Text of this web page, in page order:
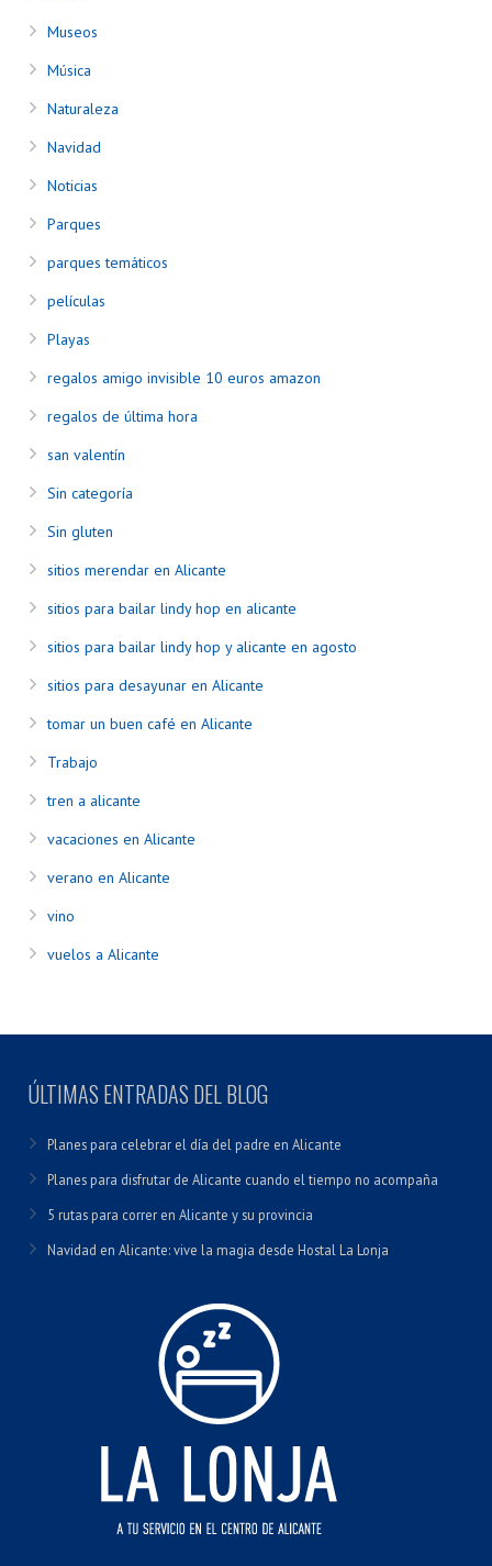
Museos
Música
Naturaleza
Navidad
Noticias
Parques
parques temáticos
películas
Playas
regalos amigo invisible 10 euros amazon
regalos de última hora
san valentín
Sin categoría
Sin gluten
sitios merendar en Alicante
sitios para bailar lindy hop en alicante
sitios para bailar lindy hop y alicante en agosto
sitios para desayunar en Alicante
tomar un buen café en Alicante
Trabajo
tren a alicante
vacaciones en Alicante
verano en Alicante
vino
vuelos a Alicante
ÚLTIMAS ENTRADAS DEL BLOG
Planes para celebrar el día del padre en Alicante
Planes para disfrutar de Alicante cuando el tiempo no acompaña
5 rutas para correr en Alicante y su provincia
Navidad en Alicante: vive la magia desde Hostal La Lonja